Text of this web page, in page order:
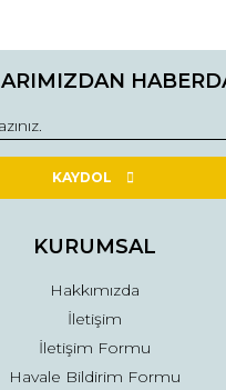
gördüğünüz noktaları öneri
için teşekkür ederiz.
bozuk veya
eksik bilgiler bulunuyor.
sitelerden daha pahalı.
KAYDOL
KURUMSAL
Hakkımızda
İletişim
İletişim Formu
Havale Bildirim Formu